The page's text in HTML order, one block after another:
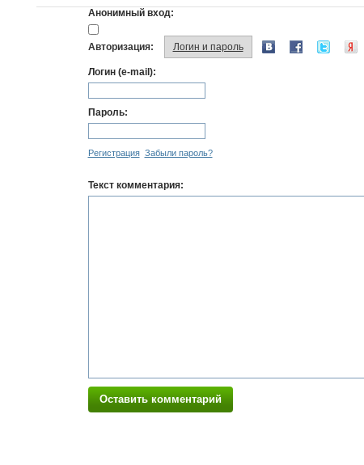
Анонимный вход:
Авторизация: Логин и пароль
Логин (e-mail):
Пароль:
Регистрация Забыли пароль?
Текст комментария:
Оставить комментарий